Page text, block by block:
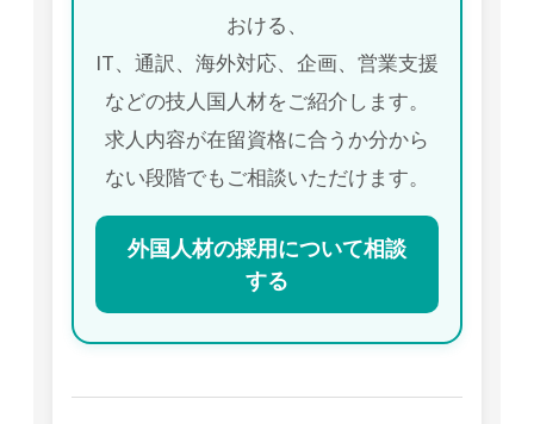
おける、
IT、通訳、海外対応、企画、営業支援
などの技人国人材をご紹介します。
求人内容が在留資格に合うか分から
ない段階でもご相談いただけます。
外国人材の採用について相談
する